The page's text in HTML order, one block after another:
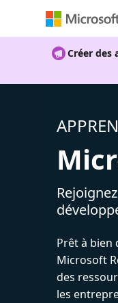
Créer des
Prêt à bien
Microsoft
des
les